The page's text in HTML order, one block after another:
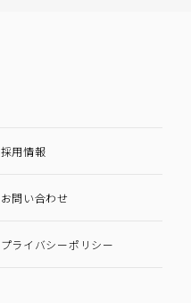
採用情報
お問い合わせ
プライバシーポリシー